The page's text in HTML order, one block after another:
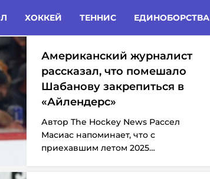
ХОККЕЙ ТЕННИС ЕДИНОБОРСТВА
Статьи Комменты Новости
Американский журналист
рассказал, что помешало
Шабанову закрепиться в
«Айлендерс»
Автор The Hockey News Рассел
Масиас напоминает, что с
приехавшим летом 2025